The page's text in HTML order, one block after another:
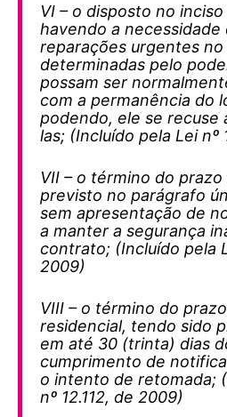
VI – o disposto no
havendo a necessidade
reparações urgentes no
determinadas pelo
possam ser
com a permanência do
podendo, ele se recuse
las; (Incluído pela Lei nº
VII – o término do
previsto no parágrafo
sem apresentação de
a manter a segurança
contrato; (Incluído pela
2009)
VIII – o término do
residencial, tendo sido
em até 30 (trinta) dias
cumprimento de
o intento de retomada;
nº 12.112, de 2009)